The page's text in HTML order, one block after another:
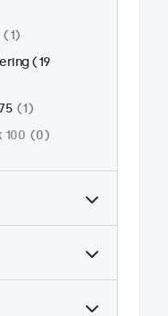
1
(19
1
100
0
1